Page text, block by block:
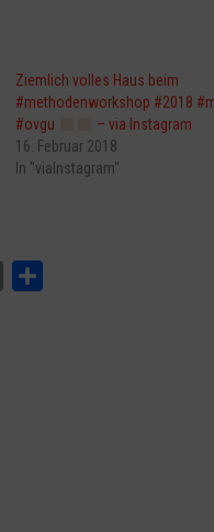
Ziemlich volles Haus beim
#methodenworkshop #2018
#ovgu
‍ – via Instagram
16. Februar 2018
In "viaInstagram"
Print